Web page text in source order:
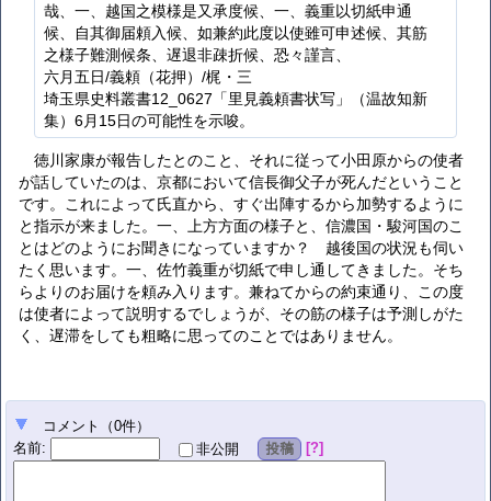
哉、一、越国之模様是又承度候、一、義重以切紙申通
候、自其御届頼入候、如兼約此度以使雖可申述候、其筋
之様子難測候条、遅退非疎折候、恐々謹言、
六月五日/義頼（花押）/梶・三
埼玉県史料叢書12_0627「里見義頼書状写」（温故知新
集）6月15日の可能性を示唆。
徳川家康が報告したとのこと、それに従って小田原からの使者
が話していたのは、京都において信長御父子が死んだということ
です。これによって氏直から、すぐ出陣するから加勢するように
と指示が来ました。一、上方方面の様子と、信濃国・駿河国のこ
とはどのようにお聞きになっていますか？ 越後国の状況も伺い
たく思います。一、佐竹義重が切紙で申し通してきました。そち
らよりのお届けを頼み入ります。兼ねてからの約束通り、この度
は使者によって説明するでしょうが、その筋の様子は予測しがた
く、遅滞をしても粗略に思ってのことではありません。
コメント （0件）
名前: 非公開 投稿 ?